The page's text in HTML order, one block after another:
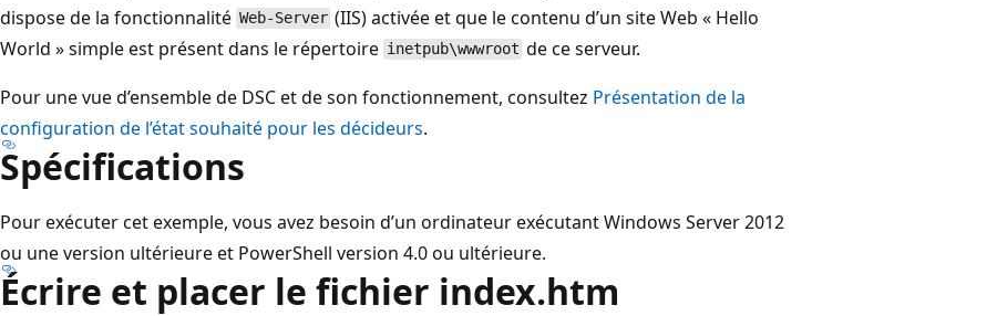
dispose de la fonctionnalité Web-Server (IIS) activée et que le contenu d’un site Web « Hello
World » simple est présent dans le répertoire inetpub\wwwroot de ce serveur.
Pour une vue d’ensemble de DSC et de son fonctionnement, consultez Présentation de la
configuration de l’état souhaité pour les décideurs.
Spécifications
Pour exécuter cet exemple, vous avez besoin d’un ordinateur exécutant Windows Server 2012
ou une version ultérieure et PowerShell version 4.0 ou ultérieure.
Écrire et placer le fichier index.htm